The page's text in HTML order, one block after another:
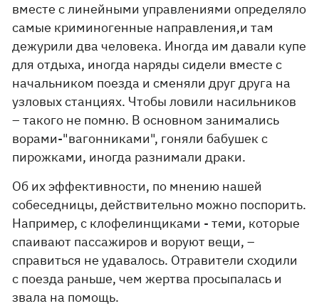
вместе с линейными управлениями определяло
самые криминогенные направления,и там
дежурили два человека. Иногда им давали купе
для отдыха, иногда наряды сидели вместе с
начальником поезда и сменяли друг друга на
узловых станциях. Чтобы ловили насильников
– такого не помню. В основном занимались
ворами-"вагонниками", гоняли бабушек с
пирожками, иногда разнимали драки.
Об их эффективности, по мнению нашей
собеседницы, действительно можно поспорить.
Например, с клофелинщиками - теми, которые
спаивают пассажиров и воруют вещи, –
справиться не удавалось. Отравители сходили
с поезда раньше, чем жертва просыпалась и
звала на помощь.